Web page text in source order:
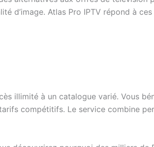
d’image. Atlas Pro IPTV répond à
illimité à un catalogue varié. Vous
compétitifs. Le service combine